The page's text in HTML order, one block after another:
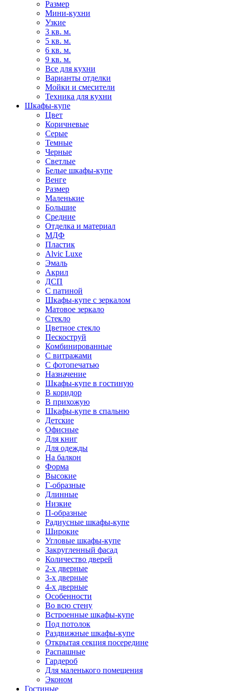
Размер
Мини-кухни
Узкие
3 кв. м.
5 кв. м.
6 кв. м.
9 кв. м.
Все для кухни
Варианты отделки
Мойки и смесители
Техника для кухни
Шкафы-купе
Цвет
Коричневые
Серые
Темные
Черные
Светлые
Белые шкафы-купе
Венге
Размер
Маленькие
Большие
Средние
Отделка и материал
МДФ
Пластик
Alvic Luxe
Эмаль
Акрил
ДСП
С патиной
Шкафы-купе с зеркалом
Матовое зеркало
Стекло
Цветное стекло
Пескоструй
Комбинированные
С витражами
С фотопечатью
Назначение
Шкафы-купе в гостиную
В коридор
В прихожую
Шкафы-купе в спальню
Детские
Офисные
Для книг
Для одежды
На балкон
Форма
Высокие
Г-образные
Длинные
Низкие
П-образные
Радиусные шкафы-купе
Широкие
Угловые шкафы-купе
Закругленный фасад
Количество дверей
2-х дверные
3-х дверные
4-х дверные
Особенности
Во всю стену
Встроенные шкафы-купе
Под потолок
Раздвижные шкафы-купе
Открытая секция посередине
Распашные
Гардероб
Для маленького помещения
Эконом
Гостиные